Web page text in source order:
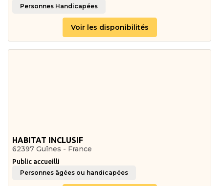
Personnes Handicapées
Voir les disponibilités
HABITAT INCLUSIF
62397 Guînes - France
Public accueilli
Personnes âgées ou handicapées